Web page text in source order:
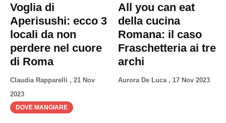
Privacy
Policy
Cookies
Policy
Impostazioni
Privacy
Policy
Voglia di
Aperisushi: ecco 3
locali da non
perdere nel cuore
di Roma
Claudia Rapparelli , 21 Nov
2023
DOVE MANGIARE
All you can eat
della cucina
Romana: il caso
Fraschetteria ai tre
archi
Aurora De Luca , 17 Nov 2023